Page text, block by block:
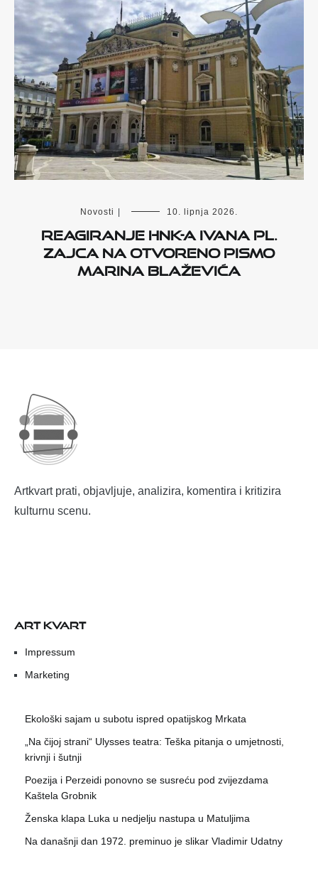
Novosti 10. lipnja 2026.
Reagiranje HNK-a Ivana pl.
Zajca na otvoreno pismo
Marina Blaževića
Artkvart prati, objavljuje, analizira, komentira i kritizira
kulturnu scenu.
ART KVART
Impressum
Marketing
Ekološki sajam u subotu ispred opatijskog Mrkata
„Na čijoj strani“ Ulysses teatra: Teška pitanja o umjetnosti,
krivnji i šutnji
Poezija i Perzeidi ponovno se susreću pod zvijezdama
Kaštela Grobnik
Ženska klapa Luka u nedjelju nastupa u Matuljima
Na današnji dan 1972. preminuo je slikar Vladimir Udatny